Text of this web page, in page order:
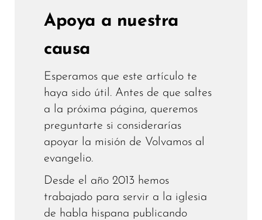
Apoya a nuestra
causa
Esperamos que este artículo te
haya sido útil. Antes de que saltes
a la próxima página, queremos
preguntarte si considerarías
apoyar la misión de Volvamos al
evangelio.
Desde el año 2013 hemos
trabajado para servir a la iglesia
de habla hispana publicando